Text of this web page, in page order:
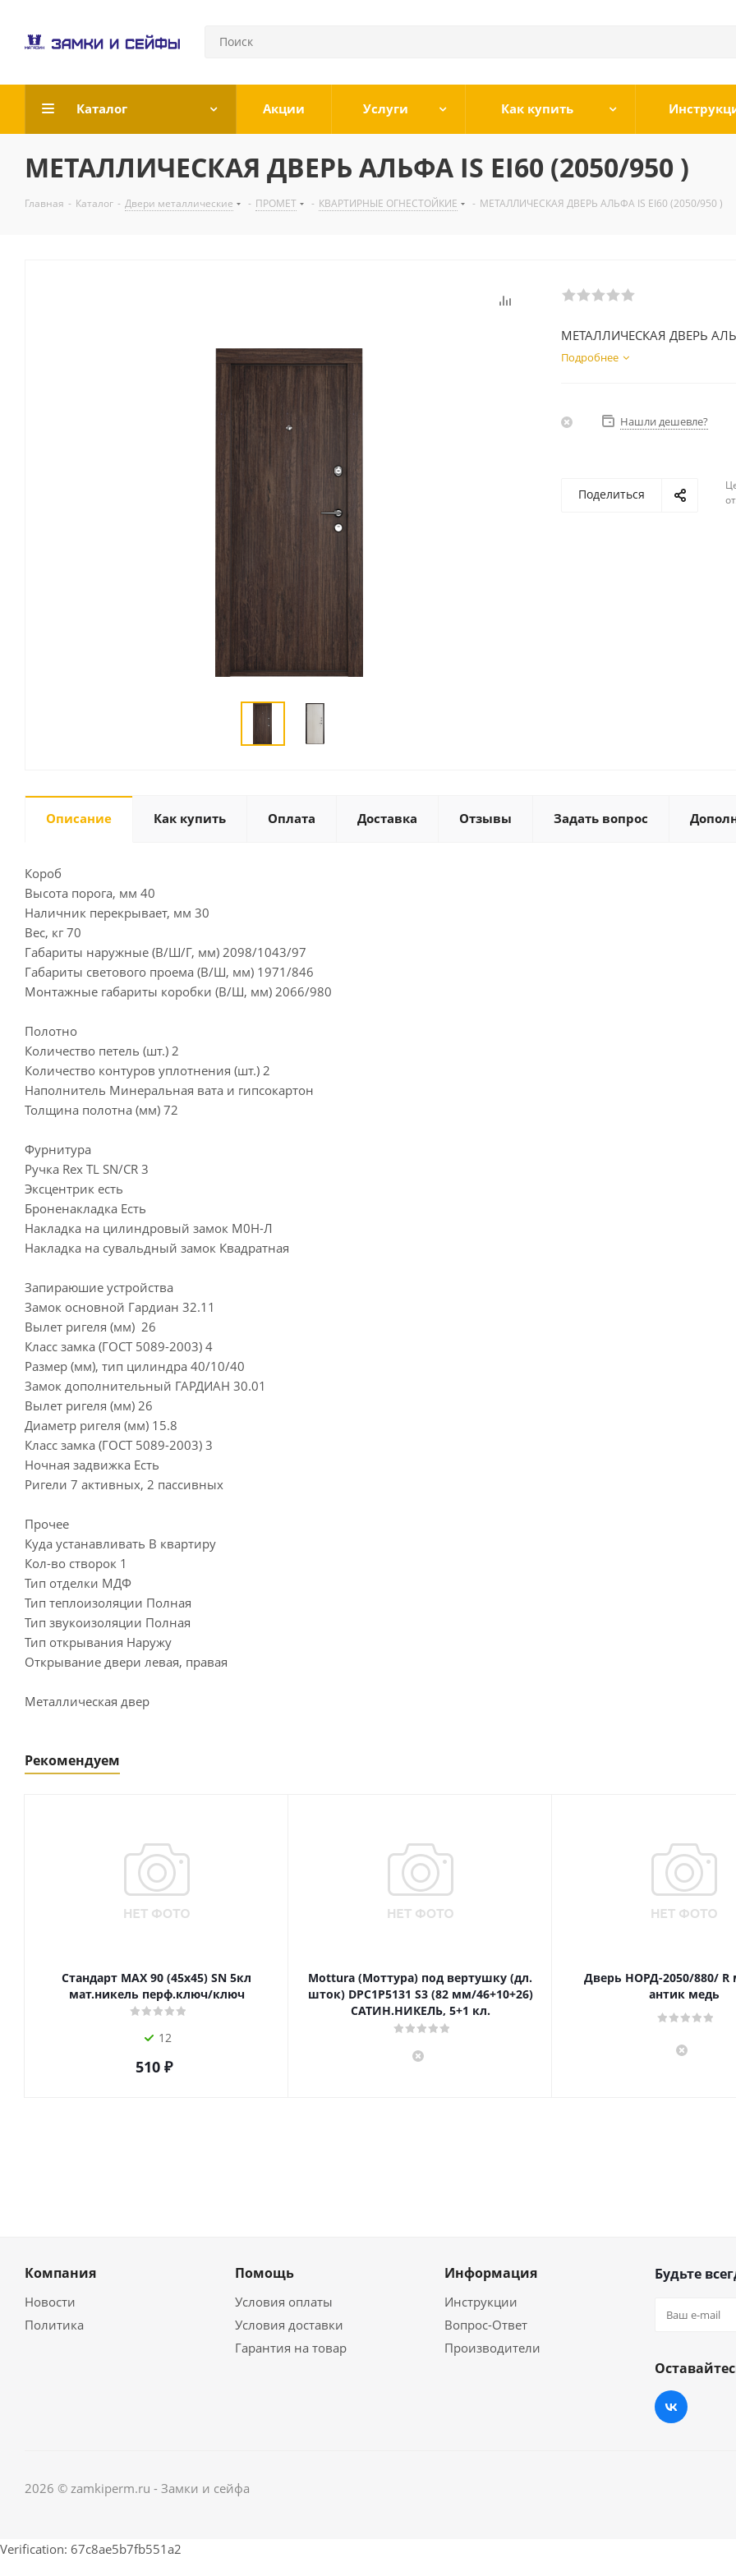
Каталог Акции Услуги Как купить
МЕТАЛЛИЧЕСКАЯ ДВЕРЬ АЛЬФА IS EI60 (2050/950 )
Главная - Каталог - Двери металлические - ПРОМЕТ - КВАРТИРНЫЕ ОГНЕСТОЙКИЕ - МЕТАЛЛИЧЕСКАЯ ДВЕРЬ АЛЬФА IS EI60 (2050/950 )
МЕТАЛЛИЧЕСКАЯ ДВЕРЬ
Подробнее
Нашли дешевле?
Поделиться
Описание Как купить Оплата Доставка Отзывы Задать вопрос
Короб
Высота порога, мм 40
Наличник перекрывает, мм 30
Вес, кг 70
Габариты наружные (В/Ш/Г, мм) 2098/1043/97
Габариты светового проема (В/Ш, мм) 1971/846
Монтажные габариты коробки (В/Ш, мм) 2066/980
Полотно
Количество петель (шт.) 2
Количество контуров уплотнения (шт.) 2
Наполнитель Минеральная вата и гипсокартон
Толщина полотна (мм) 72
Фурнитура
Ручка Rex TL SN/CR 3
Эксцентрик есть
Броненакладка Есть
Накладка на цилиндровый замок М0Н-Л
Накладка на сувальдный замок Квадратная
Запираюшие устройства
Замок основной Гардиан 32.11
Вылет ригеля (мм) 26
Класс замка (ГОСТ 5089-2003) 4
Размер (мм), тип цилиндра 40/10/40
Замок дополнительный ГАРДИАН 30.01
Вылет ригеля (мм) 26
Диаметр ригеля (мм) 15.8
Класс замка (ГОСТ 5089-2003) 3
Ночная задвижка Есть
Ригели 7 активных, 2 пассивных
Прочее
Куда устанавливать В квартиру
Кол-во створок 1
Тип отделки МДФ
Тип теплоизоляции Полная
Тип звукоизоляции Полная
Тип открывания Наружу
Открывание двери левая, правая
Металлическая двер
Рекомендуем
Стандарт MAX 90 (45х45) SN 5кл
мат.никель перф.ключ/ключ
12
510₽
Mottura (Моттура) под вертушку (дл.
шток) DPC1P5131 S3 (82 мм/46+10+26)
САТИН.НИКЕЛЬ, 5+1 кл.
Дверь НОРД-2050/880/ R
антик медь
Компания
Новости
Политика
Помощь
Условия оплаты
Условия доставки
Гарантия на товар
Информация
Инструкции
Вопрос-Ответ
Производители
Будьте
2026 © zamkiperm.ru - Замки и сейфа
Verification: 67c8ae5b7fb551a2